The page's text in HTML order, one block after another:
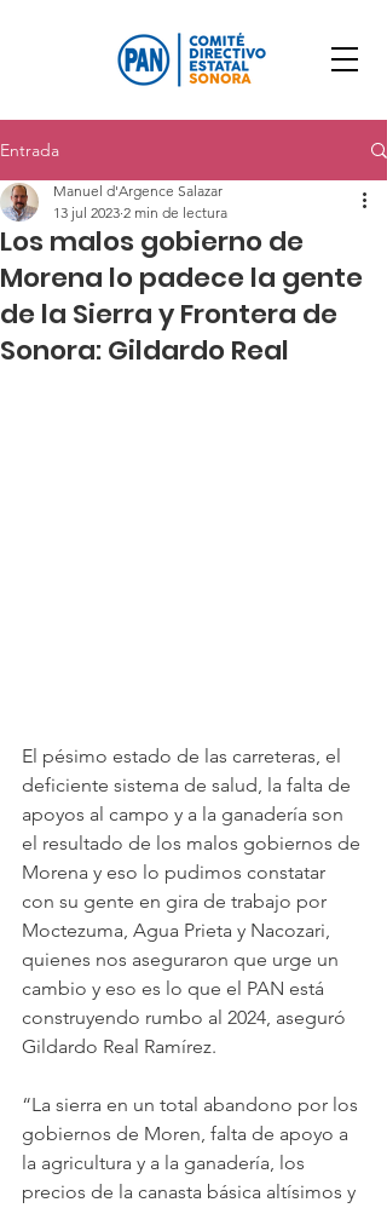
Entrada
Los malos gobierno de
Morena lo padece la gente
de la Sierra y Frontera de
Sonora: Gildardo Real
Manuel d'Argence Salazar
13 jul 2023 2 min de lectura
El pésimo estado de las carreteras, el
deficiente sistema de salud, la falta de
apoyos al campo y a la ganadería son
el resultado de los malos gobiernos de
Morena y eso lo pudimos constatar
con su gente en gira de trabajo por
Moctezuma, Agua Prieta y Nacozari,
quienes nos aseguraron que urge un
cambio y eso es lo que el PAN está
construyendo rumbo al 2024, aseguró
Gildardo Real Ramírez.
“La sierra en un total abandono por los
gobiernos de Moren, falta de apoyo a
la agricultura y a la ganadería, los
precios de la canasta básica altísimos y